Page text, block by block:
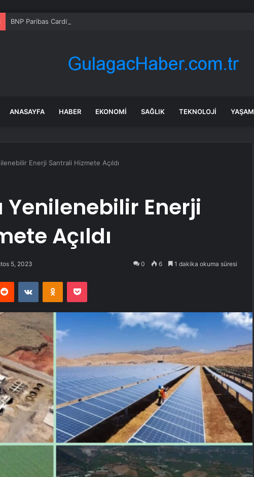
BNP Paribas Cardif Türkiye’nin İç Denetim Direktörü Mustafa Güneş oldu
ANASAYFA HABER EKONOMI SAĞLIK TEKNOLOJI YAŞAM
Enerji Santrali Hizmete Açıldı
Yenilenebilir Enerji
Açıldı
5, 2023 0 6 1 dakika okuma süresi
Reddit VKontakteOdnoklassniki
Pocket